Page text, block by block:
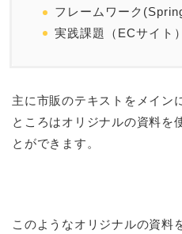
フレームワーク
実践課題（ECサイト）
主に市販のテキストをメイン
ところはオリジナルの資料を
とができます。
このようなオリジナルの資料